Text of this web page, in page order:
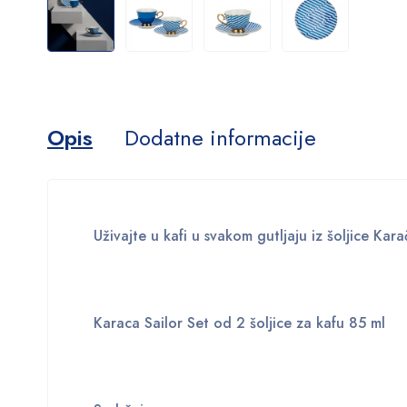
Opis Dodatne informacije
Uživajte u kafi u svakom gutljaju iz šoljice
Karaca Sailor Set od 2 šoljice za kafu 85 ml